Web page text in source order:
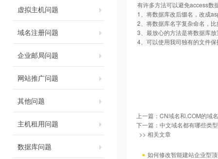
虚拟主机问题
域名注册问题
企业邮局问题
网站推广问题
其他问题
主机租用问题
数据库问题
有许多方法可以避免access数
1、将数据库改后缀名，改成
2、将数据库名字复杂命名，
3、最放心的方法是将数据库
4、可以使用我司独有的文件
上一篇： CN域名和.COM的域
下一篇： 中文域名都有哪些类
>> 相关文章
如何修改智能建站企业型